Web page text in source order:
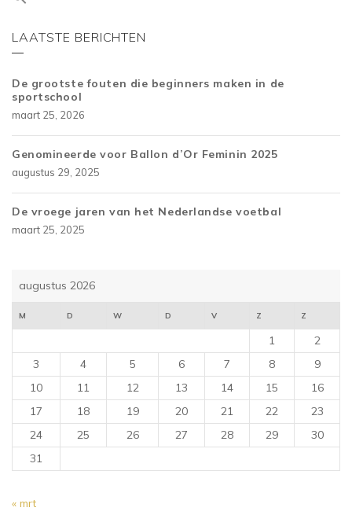
LAATSTE BERICHTEN
De grootste fouten die beginners maken in de
sportschool
maart 25, 2026
Genomineerde voor Ballon d’Or Feminin 2025
augustus 29, 2025
De vroege jaren van het Nederlandse voetbal
maart 25, 2025
augustus 2026
M D W D V Z Z
1
2
3
4 5 6 7 8
9
10
11 12 13 14 15
16
17
18 19 20 21 22
23
24
25 26 27 28 29
30
31
« mrt